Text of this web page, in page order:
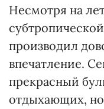
Несмотря на
производил
впечатление.
прекрасный
отдыхающих,